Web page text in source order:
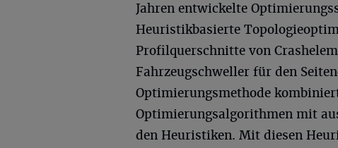
Jahren entwickelte
Heuristikbasierte
Profilquerschnitte von
Fahrzeugschweller für den
Optimierungsmethode
Optimierungsalgorithmen mit
den Heuristiken. Mit diesen